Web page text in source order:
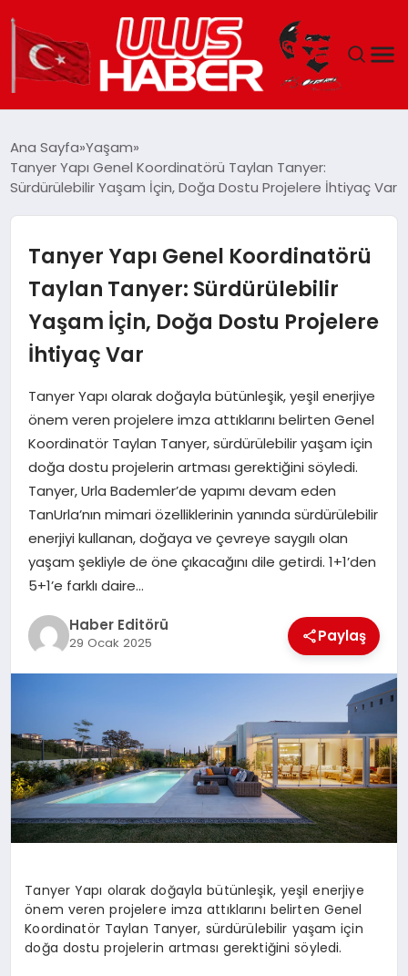
DÜNYA
SIYASET
TEKNOLOJI
EĞITIM
MAGAZIN
SPOR
YAŞAM
Ana Sayfa Yaşam
Tanyer Yapı Genel Koordinatörü Taylan Tanyer:
Sürdürülebilir Yaşam İçin, Doğa Dostu Projelere İhtiyaç Var
Tanyer Yapı Genel Koordinatörü
Taylan Tanyer: Sürdürülebilir
Yaşam İçin, Doğa Dostu Projelere
İhtiyaç Var
Tanyer Yapı olarak doğayla bütünleşik, yeşil enerjiye
önem veren projelere imza attıklarını belirten Genel
Koordinatör Taylan Tanyer, sürdürülebilir yaşam için
doğa dostu projelerin artması gerektiğini söyledi.
Tanyer, Urla Bademler’de yapımı devam eden
TanUrla’nın mimari özelliklerinin yanında sürdürülebilir
enerjiyi kullanan, doğaya ve çevreye saygılı olan
yaşam şekliyle de öne çıkacağını dile getirdi. 1+1’den
5+1’e farklı daire…
Haber Editörü
29 Ocak 2025 Paylaş
Tanyer Yapı olarak doğayla bütünleşik, yeşil enerjiye
önem veren projelere imza attıklarını belirten Genel
Koordinatör Taylan Tanyer, sürdürülebilir yaşam için
doğa dostu projelerin artması gerektiğini söyledi.